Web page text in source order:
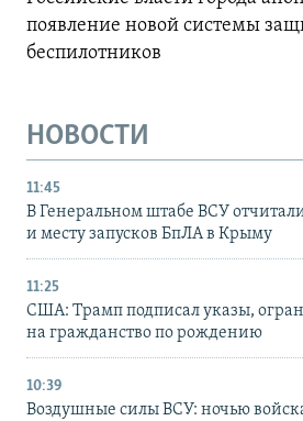
появление новой системы
беспилотников
НОВОСТИ
11:45
В Генеральном штабе ВСУ
и месту запусков БпЛА в Крыму
11:25
США: Трамп подписал указы,
на гражданство по рождению
10:39
Воздушные силы ВСУ: ночью